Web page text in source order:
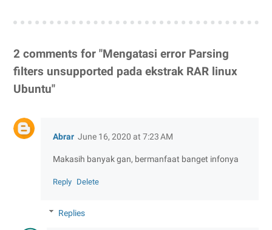
2 comments for "Mengatasi error Parsing
filters unsupported pada ekstrak RAR linux
Ubuntu"
Abrar June 16, 2020 at 7:23 AM
Makasih banyak gan, bermanfaat banget infonya
Reply Delete
Replies